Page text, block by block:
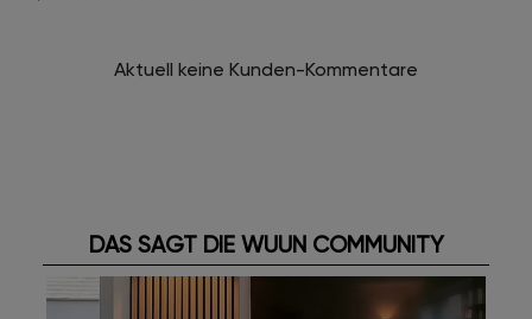
Aktuell keine Kunden-Kommentare
DAS SAGT DIE WUUN COMMUNITY